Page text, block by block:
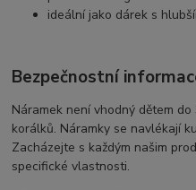
ideální jako dárek s
Bezpečnostní
Náramek není vhodný dětem
korálků. Náramky se navlékají
Zacházejte s každým našim
specifické vlastnosti.